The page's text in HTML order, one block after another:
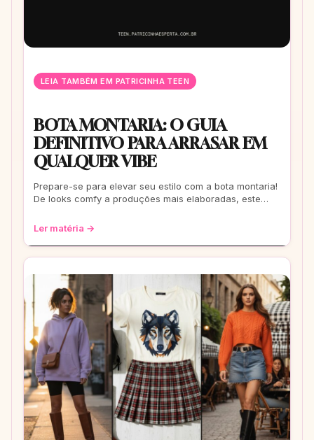
LEIA TAMBÉM EM PATRICINHA TEEN
BOTA MONTARIA: O GUIA
DEFINITIVO PARA ARRASAR EM
QUALQUER VIBE
Prepare-se para elevar seu estilo com a bota montaria!
De looks comfy a produções mais elaboradas, este
Ler matéria →